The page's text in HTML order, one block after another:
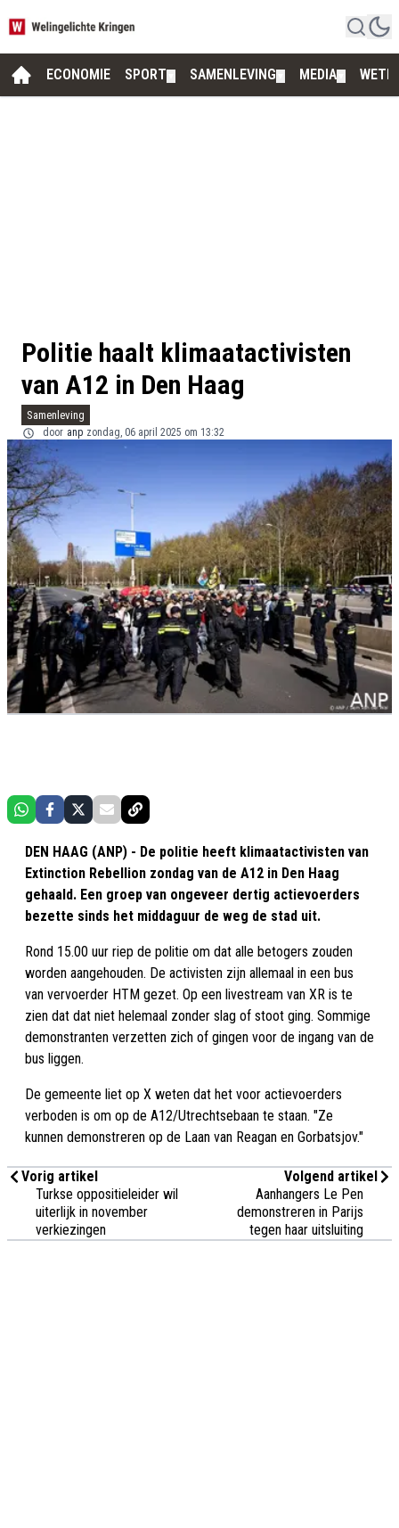
ECONOMIE SPORT SAMENLEVING MEDIA
Politie haalt klimaatactivisten
van A12 in Den Haag
Samenleving
door anp zondag, 06 april 2025 om 13:32
DEN HAAG (ANP) - De politie heeft klimaatactivisten van
Extinction Rebellion zondag van de A12 in Den Haag
gehaald. Een groep van ongeveer dertig actievoerders
bezette sinds het middaguur de weg de stad uit.
Rond 15.00 uur riep de politie om dat alle betogers zouden
worden aangehouden. De activisten zijn allemaal in een bus
van vervoerder HTM gezet. Op een livestream van XR is te
zien dat dat niet helemaal zonder slag of stoot ging. Sommige
demonstranten verzetten zich of gingen voor de ingang van de
bus liggen.
De gemeente liet op X weten dat het voor actievoerders
verboden is om op de A12/Utrechtsebaan te staan. "Ze
kunnen demonstreren op de Laan van Reagan en Gorbatsjov."
Vorig artikel
Turkse oppositieleider wil
uiterlijk in november
verkiezingen
Volgend artikel
Aanhangers Le Pen
demonstreren in Parijs
tegen haar uitsluiting